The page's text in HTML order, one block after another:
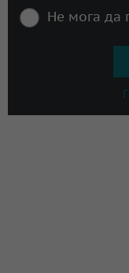
Не мога да